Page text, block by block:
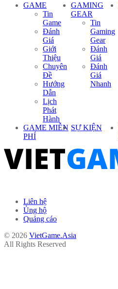
GAME
Tin
Game
Đánh
Giá
Giới
Thiệu
Chuyên
Đề
Hướng
Dẫn
Lịch
Phát
Hành
GAMING
GEAR
Tin
Gaming
Gear
Đánh
Giá
Đánh
Giá
Nhanh
GAME MIỄN
PHÍ
SỰ KIỆN
Liên hệ
Ủng hộ
Quảng cáo
© 2026 VietGame.Asia
All Rights Reserved